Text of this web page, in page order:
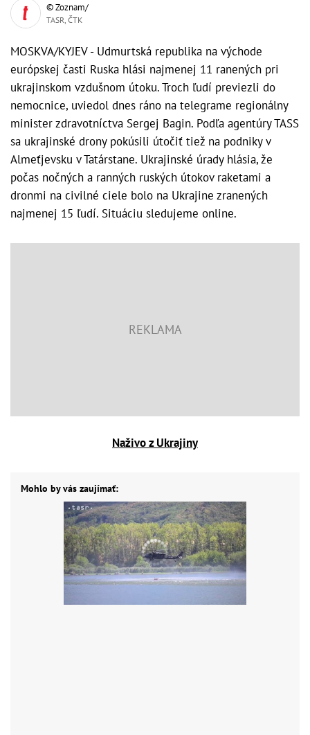
© Zoznam/
TASR, ČTK
MOSKVA/KYJEV - Udmurtská republika na východe
európskej časti Ruska hlási najmenej 11 ranených pri
ukrajinskom vzdušnom útoku. Troch ľudí previezli do
nemocnice, uviedol dnes ráno na telegrame regionálny
minister zdravotníctva Sergej Bagin. Podľa agentúry TASS
sa ukrajinské drony pokúsili útočiť tiež na podniky v
Almeťjevsku v Tatárstane. Ukrajinské úrady hlásia, že
počas nočných a ranných ruských útokov raketami a
dronmi na civilné ciele bolo na Ukrajine zranených
najmenej 15 ľudí. Situáciu sledujeme online.
Naživo z Ukrajiny
Mohlo by vás zaujímať: